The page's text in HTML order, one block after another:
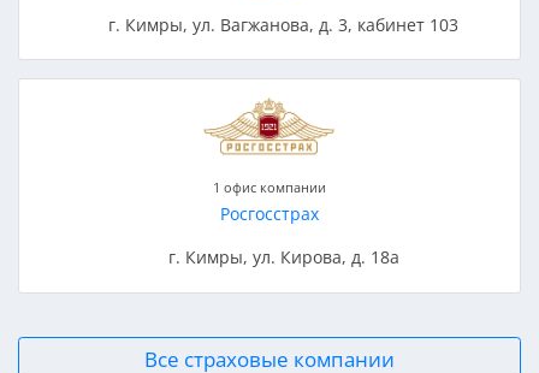
г. Кимры, ул. Вагжанова, д. 3, кабинет 103
1 офис компании
Росгосстрах
г. Кимры, ул. Кирова, д. 18а
Все страховые компании